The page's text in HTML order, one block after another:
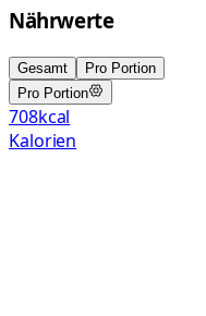
Nährwerte
Gesamt
Pro Portion
Pro Portion
708kcal
Kalorien